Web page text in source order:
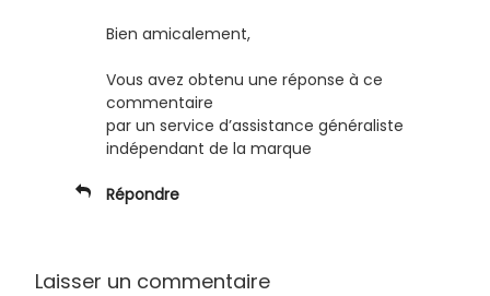
Bien amicalement,
Vous avez obtenu une réponse à ce
commentaire
par un service d’assistance généraliste
indépendant de la marque
Répondre
Laisser un commentaire